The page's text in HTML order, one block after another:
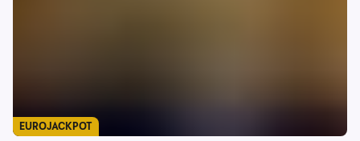
EUROJACKPOT